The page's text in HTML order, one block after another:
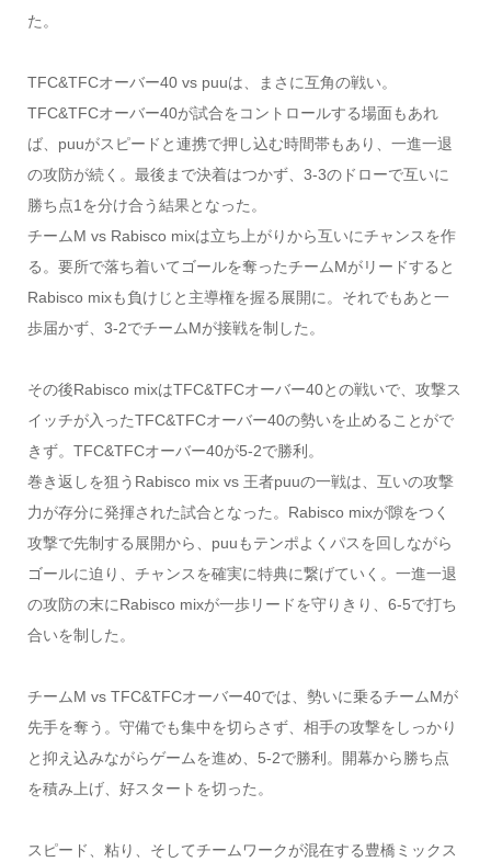
た。
TFC&TFCオーバー40 vs puuは、まさに互角の戦い。
TFC&TFCオーバー40が試合をコントロールする場面もあれ
ば、puuがスピードと連携で押し込む時間帯もあり、一進一退
の攻防が続く。最後まで決着はつかず、3-3のドローで互いに
勝ち点1を分け合う結果となった。
チームM vs Rabisco mixは立ち上がりから互いにチャンスを作
る。要所で落ち着いてゴールを奪ったチームMがリードすると
Rabisco mixも負けじと主導権を握る展開に。それでもあと一
歩届かず、3-2でチームMが接戦を制した。
その後Rabisco mixはTFC&TFCオーバー40との戦いで、攻撃ス
イッチが入ったTFC&TFCオーバー40の勢いを止めることがで
きず。TFC&TFCオーバー40が5-2で勝利。
巻き返しを狙うRabisco mix vs 王者puuの一戦は、互いの攻撃
力が存分に発揮された試合となった。Rabisco mixが隙をつく
攻撃で先制する展開から、puuもテンポよくパスを回しながら
ゴールに迫り、チャンスを確実に特典に繋げていく。一進一退
の攻防の末にRabisco mixが一歩リードを守りきり、6-5で打ち
合いを制した。
チームM vs TFC&TFCオーバー40では、勢いに乗るチームMが
先手を奪う。守備でも集中を切らさず、相手の攻撃をしっかり
と抑え込みながらゲームを進め、5-2で勝利。開幕から勝ち点
を積み上げ、好スタートを切った。
スピード、粘り、そしてチームワークが混在する豊橋ミックス